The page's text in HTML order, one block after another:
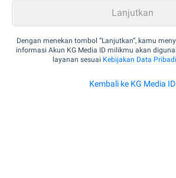
Dengan menekan tombol “Lanjutkan”, kamu
informasi Akun KG Media ID milikmu akan
layanan sesuai Kebijakan Data
Kembali ke KG Media ID